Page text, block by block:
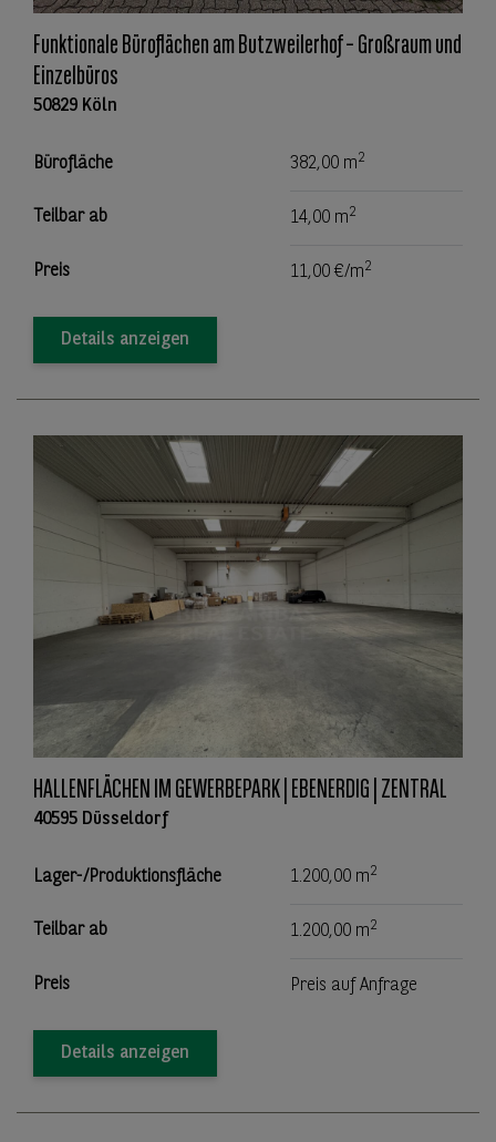
Funktionale Büroflächen am Butzweilerhof – Großraum und
Einzelbüros
50829 Köln
Bürofläche 382,00 m2
Teilbar ab 14,00 m2
Preis 11,00 €/m2
Details anzeigen
HALLENFLÄCHEN IM GEWERBEPARK | EBENERDIG | ZENTRAL
40595 Düsseldorf
Lager-/Produktionsfläche 1.200,00 m2
Teilbar ab 1.200,00 m2
Preis Preis auf Anfrage
Details anzeigen